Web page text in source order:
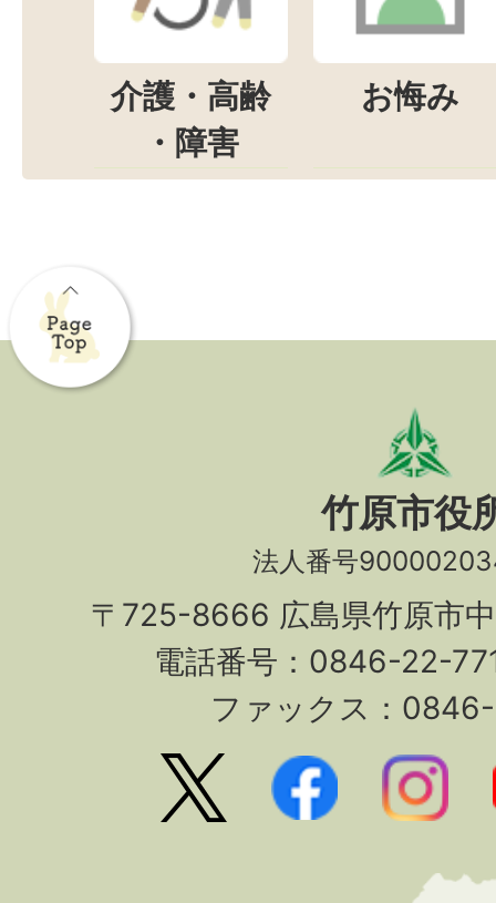
介護・高齢
・障害
お悔み
竹原市役
法人番号
〒725-8666 広島県竹原市
電話番号：0846-22-
ファックス：